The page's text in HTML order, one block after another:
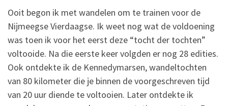
Ooit begon ik met wandelen om te trainen voor de
Nijmeegse Vierdaagse. Ik weet nog wat de voldoening
was toen ik voor het eerst deze “tocht der tochten”
voltooide. Na die eerste keer volgden er nog 28 edities.
Ook ontdekte ik de Kennedymarsen, wandeltochten
van 80 kilometer die je binnen de voorgeschreven tijd
van 20 uur diende te voltooien. Later ontdekte ik